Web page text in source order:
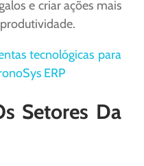
e criar ações mais
tecnológicas para
ERP
Setores Da